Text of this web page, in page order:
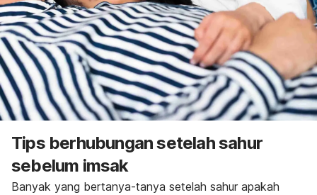
Tips berhubungan setelah sahur
sebelum imsak
Banyak yang bertanya-tanya setelah sahur apakah